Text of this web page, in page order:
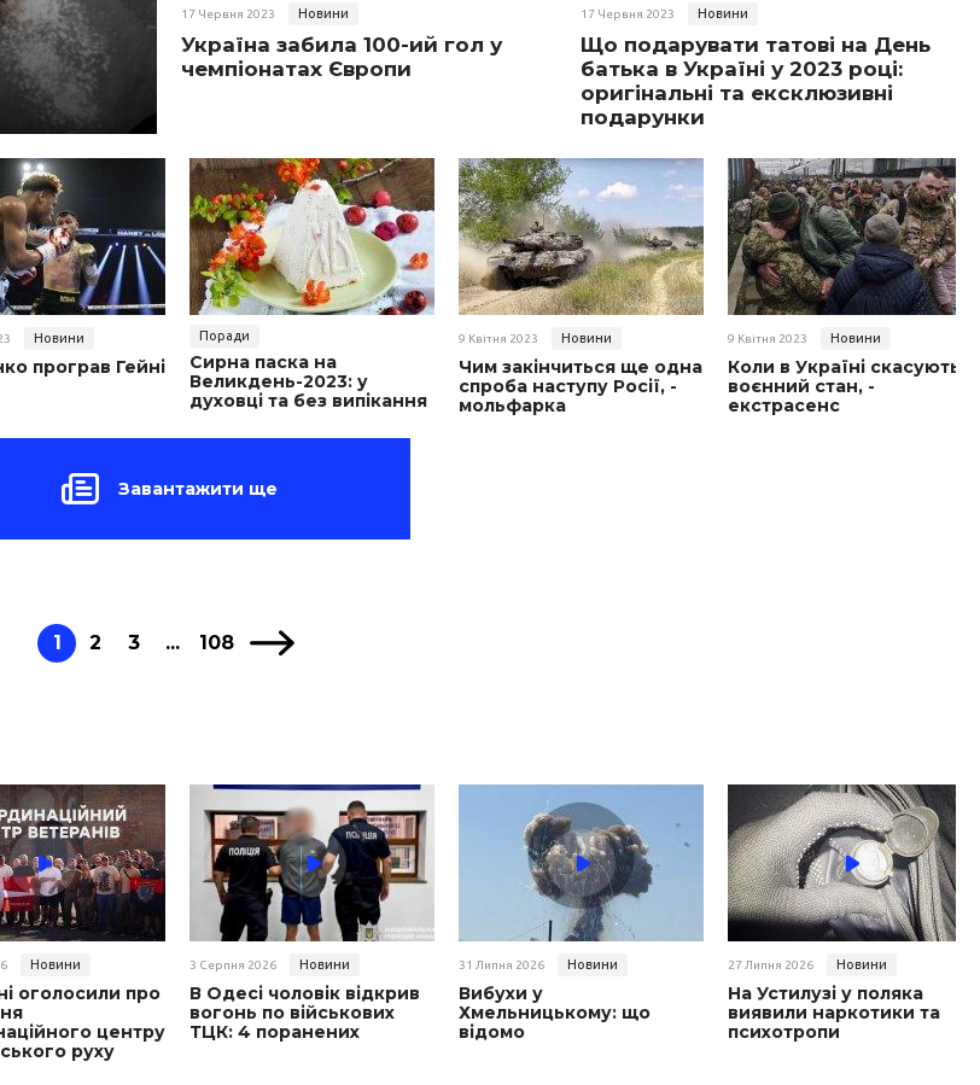
17 Червня 2023 Новини
Україна забила 100-ий гол у
чемпіонатах Європи
17 Червня 2023 Новини
Що подарувати татові на День
батька в Україні у 2023 році:
оригінальні та ексклюзивні
подарунки
Новини
програв Гейні
Поради
Сирна паска на
Великдень-2023: у
духовці та без випікання
9 Квітня 2023 Новини
Чим закінчиться ще одна
спроба наступу Росії, -
мольфарка
9 Квітня 2023 Новини
Коли в Україні скасують
воєнний стан, -
екстрасенс
Завантажити ще
1 2 3 ... 108
Новини
оголосили про
центру
руху
3 Серпня 2026 Новини
В Одесі чоловік відкрив
вогонь по військових
ТЦК: 4 поранених
31 Липня 2026 Новини
Вибухи у
Хмельницькому: що
відомо
27 Липня 2026 Новини
На Устилузі у поляка
виявили наркотики та
психотропи